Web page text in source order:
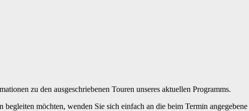
zu den ausgeschriebenen Touren unseres aktuellen Programms.
begleiten möchten, wenden Sie sich einfach an die beim Termin angegebene